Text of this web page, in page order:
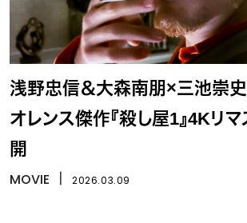
浅野忠信＆大森南朋×三池崇
オレンス傑作『殺し屋1』4Kリ
開
MOVIE 2026.03.09